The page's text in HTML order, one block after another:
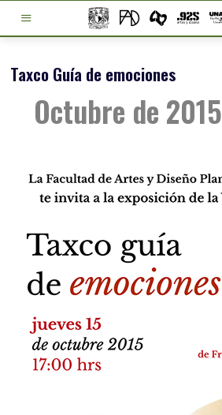
Taxco Guía de emociones
Octubre de 2015